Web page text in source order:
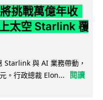
挑戰萬億年收
太空 Starlink 覆
Starlink 與 AI 業務帶動，
。行政總裁 Elon...
閱讀